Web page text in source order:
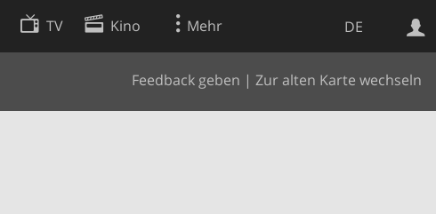
DE
TV Kino Mehr
Feedback geben | Zur alten Karte wechseln
Websuche